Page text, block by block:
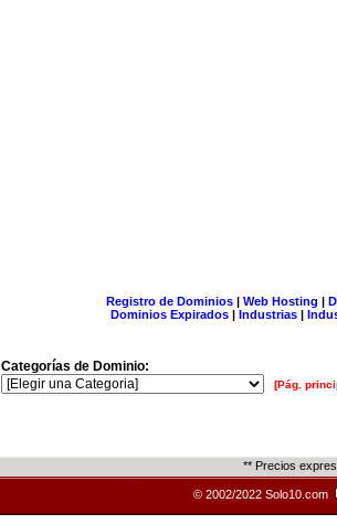
Registro de Dominios| Web Hosting |
Dominios Expirados | Industrias |
Categorías de Dominio:
[Pág.
** Precios
© 2002/2022 Solo10.com